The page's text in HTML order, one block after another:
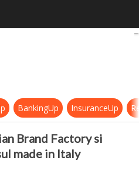
Group e Italian Brand
BankingUp InsuranceUp
Brand Factory si
made in Italy